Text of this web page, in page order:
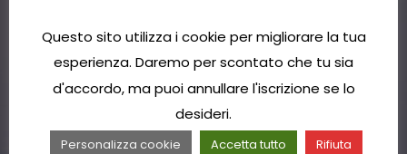
Questo sito utilizza i cookie per migliorare la tua
esperienza. Daremo per scontato che tu sia
d'accordo, ma puoi annullare l'iscrizione se lo
desideri.
Personalizza cookie Accetta tutto
Rifiuta